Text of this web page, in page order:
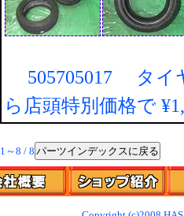
505705017 タイ
ら店頭特別価格で
1～8 / 8 パーツインデックスに戻る